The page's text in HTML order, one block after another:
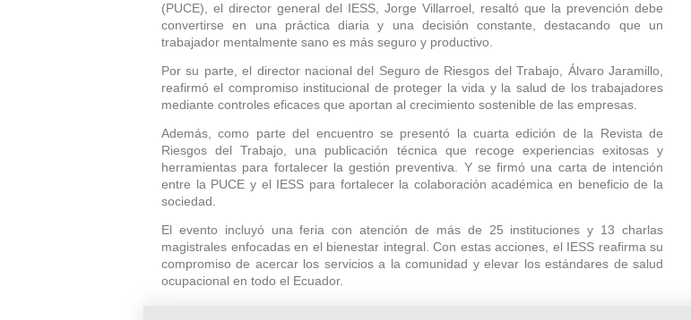
(PUCE), el director general del IESS, Jorge Villarroel, resaltó que la prevención debe
convertirse en una práctica diaria y una decisión constante, destacando que un
trabajador mentalmente sano es más seguro y productivo.
Por su parte, el director nacional del Seguro de Riesgos del Trabajo, Álvaro Jaramillo,
reafirmó el compromiso institucional de proteger la vida y la salud de los trabajadores
mediante controles eficaces que aportan al crecimiento sostenible de las empresas.
Además, como parte del encuentro se presentó la cuarta edición de la Revista de
Riesgos del Trabajo, una publicación técnica que recoge experiencias exitosas y
herramientas para fortalecer la gestión preventiva. Y se firmó una carta de intención
entre la PUCE y el IESS para fortalecer la colaboración académica en beneficio de la
sociedad.
El evento incluyó una feria con atención de más de 25 instituciones y 13 charlas
magistrales enfocadas en el bienestar integral. Con estas acciones, el IESS reafirma su
compromiso de acercar los servicios a la comunidad y elevar los estándares de salud
ocupacional en todo el Ecuador.